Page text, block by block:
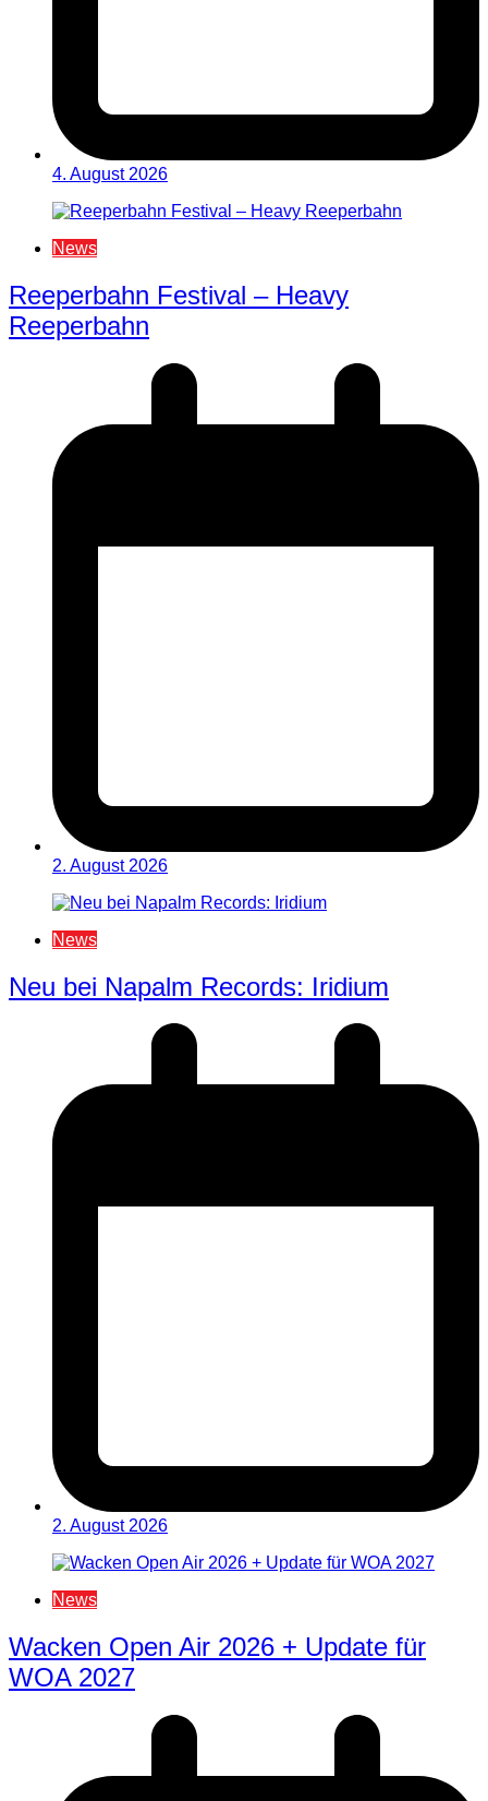
4. August 2026
News
Reeperbahn Festival – Heavy
Reeperbahn
2. August 2026
News
Neu bei Napalm Records: Iridium
2. August 2026
News
Wacken Open Air 2026 + Update für
WOA 2027